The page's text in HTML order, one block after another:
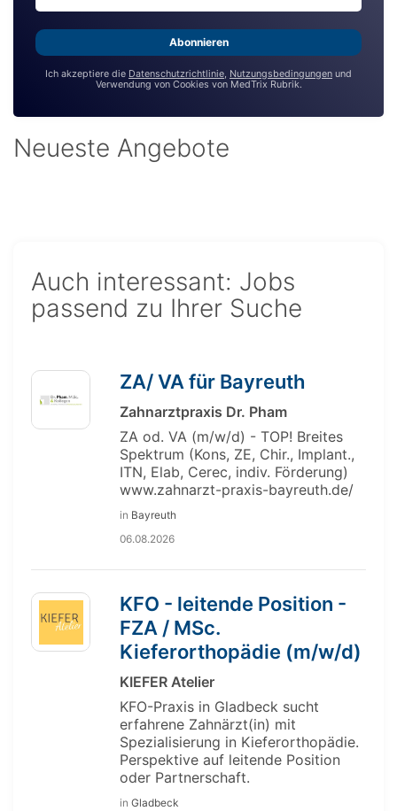
eingeben
*
Abonnieren
Ich akzeptiere die Datenschutzrichtlinie, Nutzungsbedingungen und
Verwendung von Cookies von MedTrix Rubrik.
Neueste Angebote
Auch interessant: Jobs
passend zu Ihrer Suche
ZA/ VA für Bayreuth
Zahnarztpraxis Dr. Pham
ZA od. VA (m/w/d) - TOP! Breites
Spektrum (Kons, ZE, Chir., Implant.,
ITN, Elab, Cerec, indiv. Förderung)
www.zahnarzt-praxis-bayreuth.de/
in Bayreuth
06.08.2026
KFO - leitende Position -
FZA / MSc.
Kieferorthopädie (m/w/d)
KIEFER Atelier
KFO-Praxis in Gladbeck sucht
erfahrene Zahnärzt(in) mit
Spezialisierung in Kieferorthopädie.
Perspektive auf leitende Position
oder Partnerschaft.
in Gladbeck